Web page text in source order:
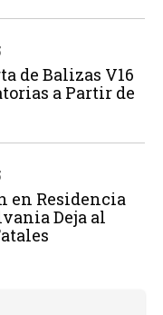
de Balizas V16
a Partir de
en Residencia
Deja al